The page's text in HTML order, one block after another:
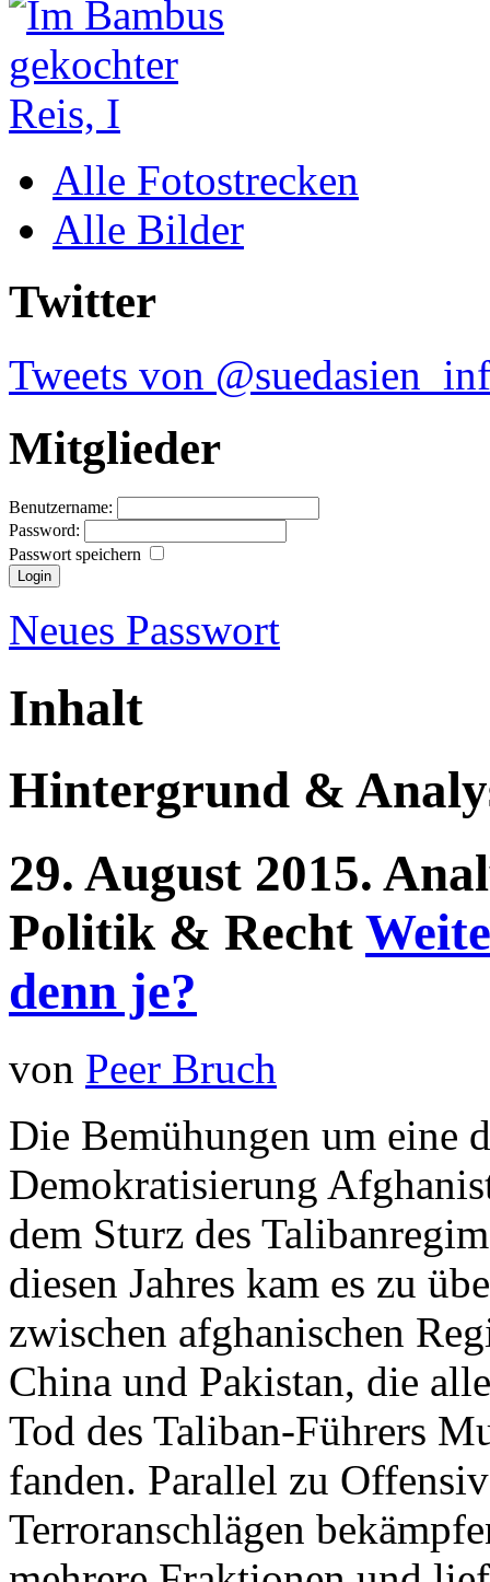
Alle Fotostrecken
Alle Bilder
Twitter
Tweets von
Mitglieder
Benutzername:
Password:
Passwort speichern
Neues Passwort
Inhalt
Hintergrund &
29. August 2015.
Politik & Recht
denn je?
von Peer Bruch
Die Bemühungen um eine
Demokratisierung
dem Sturz des
diesen Jahres kam es zu
zwischen afghanischen
China und Pakistan, die
Tod des Taliban-Führers
fanden. Parallel zu
Terroranschlägen